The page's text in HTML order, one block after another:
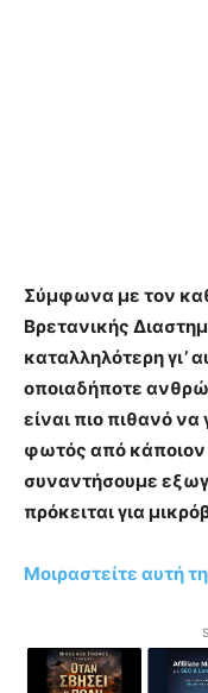
Σύμφωνα με τον
Βρετανικής
καταλληλότερη γι’
οποιαδήποτε
είναι πιο πιθανό
φωτός από κάποιον
συναντήσουµε
πρόκειται για
Μοιραστείτε αυτή